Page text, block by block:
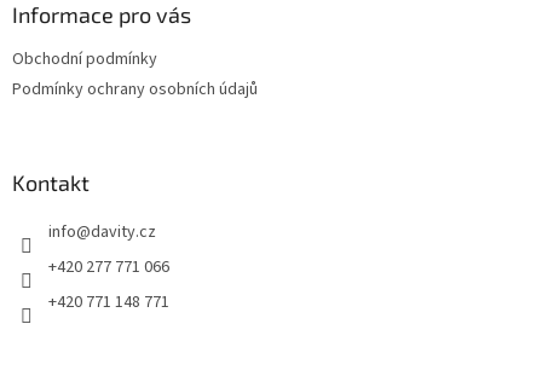
Informace pro vás
Obchodní podmínky
Podmínky ochrany osobních údajů
Kontakt
info@davity.cz
+420 277 771 066
+420 771 148 771